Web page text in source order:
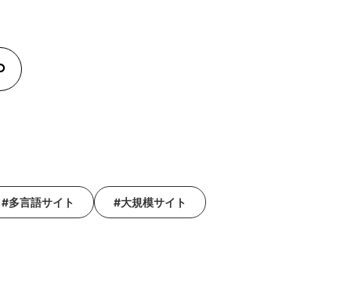
#多言語サイト #大規模サイト